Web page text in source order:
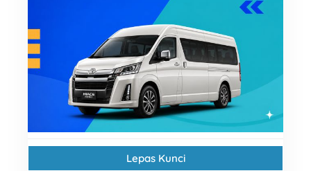
Lepas Kunci